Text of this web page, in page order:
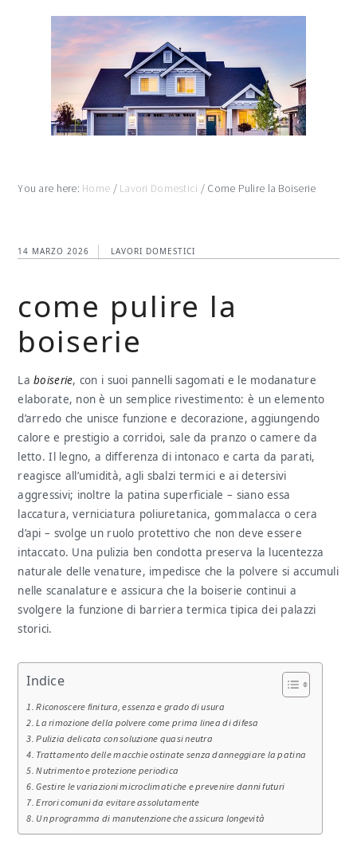
You are here: Home / Lavori Domestici / Come Pulire la Boiserie
14 MARZO 2026 LAVORI DOMESTICI
come pulire la
boiserie
Laboiserie, con i suoi pannelli sagomati e le modanature
elaborate, non è un semplice rivestimento: è un elemento
d’arredo che unisce funzione e decorazione, aggiungendo
calore e prestigio a corridoi, sale da pranzo o camere da
letto. Il legno, a differenza di intonaco e carta da parati,
reagisce all’umidità, agli sbalzi termici e ai detersivi
aggressivi; inoltre la patina superficiale – siano essa
laccatura, verniciatura poliuretanica, gommalacca o cera
d’api – svolge un ruolo protettivo che non deve essere
intaccato. Una pulizia ben condotta preserva la lucentezza
naturale delle venature, impedisce che la polvere si accumuli
nelle scanalature e assicura che la boiserie continui a
svolgere la funzione di barriera termica tipica dei palazzi
storici.
Indice
Riconoscere finitura, essenza e grado di usura
La rimozione della polvere come prima linea di difesa
Pulizia delicata con soluzione quasi neutra
Trattamento delle macchie ostinate senza danneggiare la patina
Nutrimento e protezione periodica
Gestire le variazioni microclimatiche e prevenire danni futuri
Errori comuni da evitare assolutamente
Un programma di manutenzione che assicura longevità